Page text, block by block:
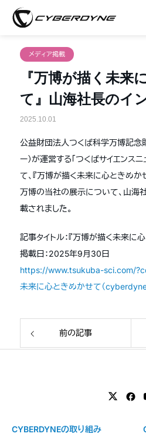
メディア掲載
『万博が描く未来
て』山海社長のイ
2025.10.01
公益財団法人つくば科学万博記念
ー）が運営する「つくばサイエンス
て、『万博が描く未来に心ときめか
万博の当社の展示について、山海
載されました。
記事タイトル：『万博が描く未来に
掲載日：2025年9月30日
https://www.tsukuba-sci.com/
未来に心ときめかせて（
前の記事
CYBERDYNEの取り組み